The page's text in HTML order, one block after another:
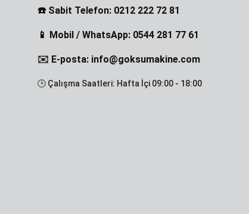
☎️ Sabit Telefon: 0212 222 72 81
📱 Mobil / WhatsApp: 0544 281 77 61
✉️ E-posta: info@goksumakine.com
🕒 Çalışma Saatleri: Hafta İçi 09:00 - 18:00